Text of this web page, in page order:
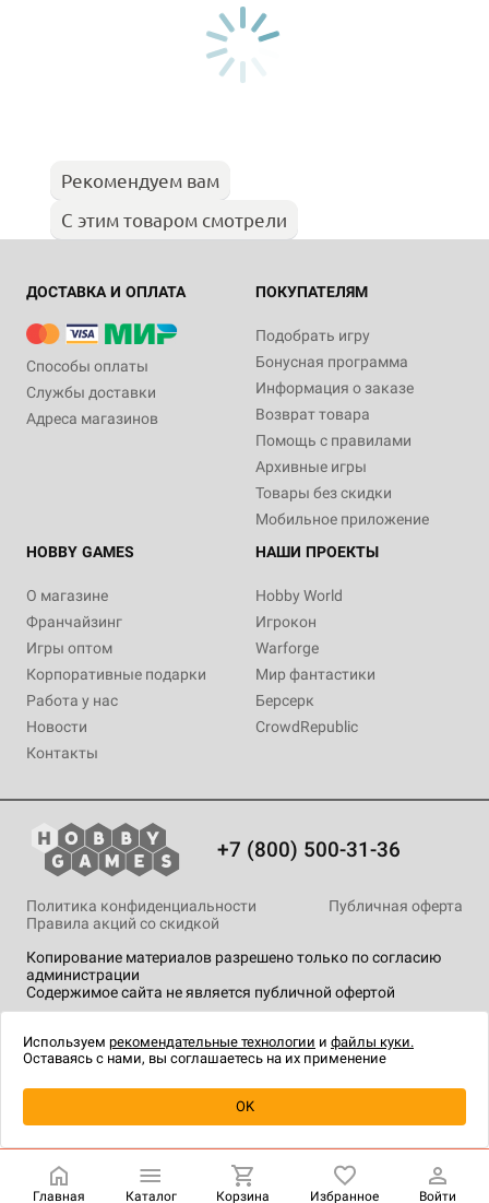
Уведомить о наличии
Рекомендуем вам
С этим товаром смотрели
ДОСТАВКА И ОПЛАТА
Способы оплаты
Службы доставки
Адреса магазинов
ПОКУПАТЕЛЯМ
Подобрать игру
Бонусная программа
Информация о заказе
Возврат товара
Помощь с правилами
Архивные игры
Товары без скидки
Мобильное приложение
HOBBY GAMES
О магазине
Франчайзинг
Игры оптом
Корпоративные подарки
Работа у нас
Новости
Контакты
НАШИ ПРОЕКТЫ
Hobby World
Игрокон
Warforge
Мир фантастики
Берсерк
CrowdRepublic
+7 (800) 500-31-36
Копирование материалов разрешено только по согласию
администрации
Содержимое сайта не является публичной офертой
Политика конфиденциальности
Публичная оферта
Правила акций со скидкой
технологии.
Главная Каталог Корзина Избранное Войти
Используем рекомендательные технологии и файлы куки.
Оставаясь с нами, вы соглашаетесь на их применение
OK